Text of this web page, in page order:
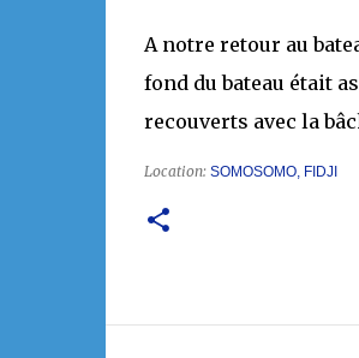
A notre retour au
fond du bateau était
recouverts avec la
Location: SOMOSOMO, FIDJI